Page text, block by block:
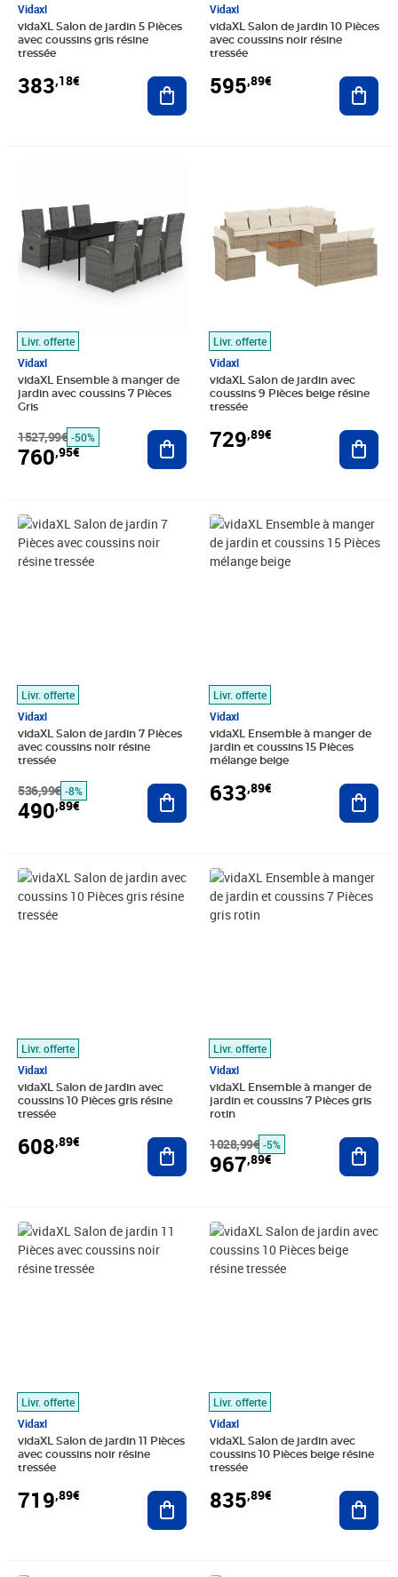
Vidaxl
vidaXL Salon de jardin 5 Pièces
avec coussins gris résine
tressée
383,18€ Ajouter au panier
Vidaxl
vidaXL Salon de jardin 10 Pièces
avec coussins noir résine
tressée
595,89€
Livr. offerte
Vidaxl
vidaXL Ensemble à manger de
jardin avec coussins 7 Pièces
Gris
1527,99€ -50%
760,95€
Ajouter au panier
Livr. offerte
Vidaxl
vidaXL Salon de jardin avec
coussins 9 Pièces beige résine
tressée
729,89€
Livr. offerte
Vidaxl
vidaXL Salon de jardin 7 Pièces
avec coussins noir résine
tressée
536,99€
Prix barré 536,99€
-8%
490,89€
Prix 490,89€
Ajouter au panier
Livr. offerte
Vidaxl
vidaXL Ensemble à manger de
jardin et coussins 15 Pièces
mélange beige
633,89€
Prix 633,89€
Livr. offerte
Vidaxl
vidaXL Salon de jardin avec
coussins 10 Pièces gris résine
tressée
608,89€
Prix 608,89€
Ajouter au panier
Livr. offerte
Vidaxl
vidaXL Ensemble à manger de
jardin et coussins 7 Pièces gris
rotin
1028,99€
Prix barré 1028,99€
-5%
967,89€
Prix 967,89€
Livr. offerte
Vidaxl
vidaXL Salon de jardin 11 Pièces
avec coussins noir résine
tressée
719,89€
Prix 719,89€
Ajouter au panier
Livr. offerte
Vidaxl
vidaXL Salon de jardin avec
coussins 10 Pièces beige résine
tressée
835,89€
Prix 835,89€